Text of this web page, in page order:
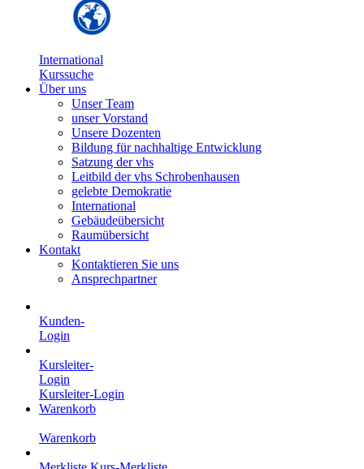
International
Kurssuche
Über uns
Unser Team
unser Vorstand
Unsere Dozenten
Bildung für nachhaltige Entwicklung
Satzung der vhs
Leitbild der vhs Schrobenhausen
gelebte Demokratie
International
Gebäudeübersicht
Raumübersicht
Kontakt
Kontaktieren Sie uns
Ansprechpartner
Kunden-
Login
Kursleiter-
Login
Kursleiter-Login
Warenkorb
Warenkorb